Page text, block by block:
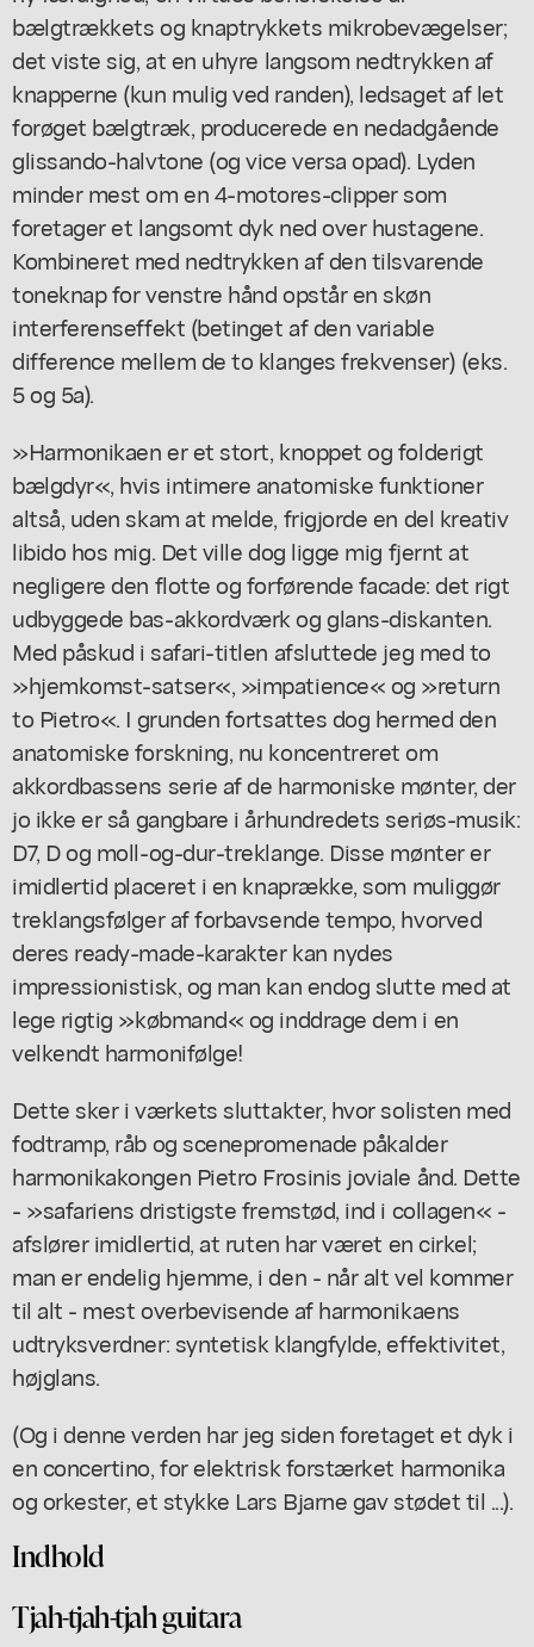
bælgtrækkets og knaptrykkets mikrobevægelser;
det viste sig, at en uhyre langsom nedtrykken af
knapperne (kun mulig ved randen), ledsaget af let
forøget bælgtræk, producerede en nedadgående
glissando-halvtone (og vice versa opad). Lyden
minder mest om en 4-motores-clipper som
foretager et langsomt dyk ned over hustagene.
Kombineret med nedtrykken af den tilsvarende
toneknap for venstre hånd opstår en skøn
interferenseffekt (betinget af den variable
difference mellem de to klanges frekvenser) (eks.
5 og 5a).
»Harmonikaen er et stort, knoppet og folderigt
bælgdyr«, hvis intimere anatomiske funktioner
altså, uden skam at melde, frigjorde en del kreativ
libido hos mig. Det ville dog ligge mig fjernt at
negligere den flotte og forførende facade: det rigt
udbyggede bas-akkordværk og glans-diskanten.
Med påskud i safari-titlen afsluttede jeg med to
»hjemkomst-satser«, »impatience« og »return
to Pietro«. I grunden fortsattes dog hermed den
anatomiske forskning, nu koncentreret om
akkordbassens serie af de harmoniske mønter, der
jo ikke er så gangbare i århundredets seriøs-musik:
D7, D og moll-og-dur-treklange. Disse mønter er
imidlertid placeret i en knaprække, som muliggør
treklangsfølger af forbavsende tempo, hvorved
deres ready-made-karakter kan nydes
impressionistisk, og man kan endog slutte med at
lege rigtig »købmand« og inddrage dem i en
velkendt harmonifølge!
Dette sker i værkets sluttakter, hvor solisten med
fodtramp, råb og scenepromenade påkalder
harmonikakongen Pietro Frosinis joviale ånd. Dette
- »safariens dristigste fremstød, ind i collagen« -
afslører imidlertid, at ruten har været en cirkel;
man er endelig hjemme, i den - når alt vel kommer
til alt - mest overbevisende af harmonikaens
udtryksverdner: syntetisk klangfylde, effektivitet,
højglans.
(Og i denne verden har jeg siden foretaget et dyk i
en concertino, for elektrisk forstærket harmonika
og orkester, et stykke Lars Bjarne gav stødet til ...).
Indhold
Tjah-tjah-tjah guitara